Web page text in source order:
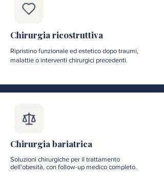
Chirurgia ricostruttiva
Ripristino funzionale ed estetico dopo traumi,
malattie o interventi chirurgici precedenti.
Chirurgia bariatrica
Soluzioni chirurgiche per il trattamento
dell'obesità, con follow-up medico completo.